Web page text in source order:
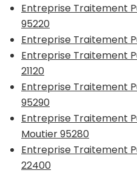
Entreprise Traitement
95220
Entreprise Traitement
Entreprise Traitement
21120
Entreprise Traitement
95290
Entreprise Traitement
Moutier 95280
Entreprise Traitement
22400